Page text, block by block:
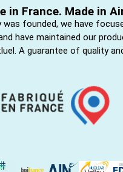
in France. Made in
was founded, we have
have maintained our
A guarantee of quality